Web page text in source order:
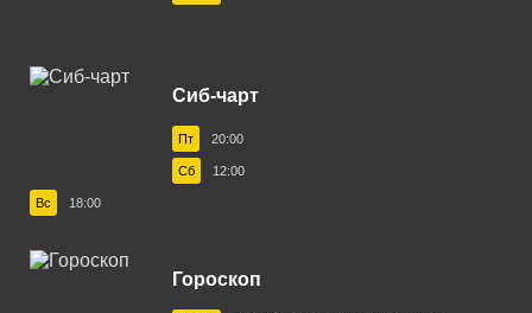
Сиб-чарт
Пт 20:00
Сб 12:00
Вс 18:00
Гороскоп